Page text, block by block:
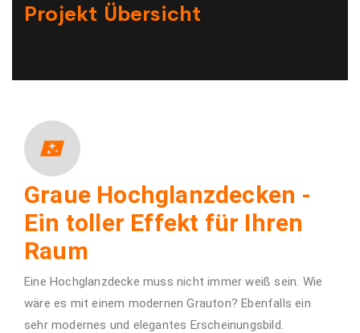
Projekt Übersicht
Graue Hochglanzdecken -
Ein toller Effekt für Ihren
Raum
Eine Hochglanzdecke muss nicht immer weiß sein. Wie
wäre es mit einem modernen Grauton? Ebenfalls ein
sehr modernes und elegantes Erscheinungsbild.